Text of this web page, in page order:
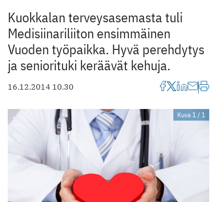
Kuokkalan terveysasemasta tuli
Medisiinariliiton ensimmäinen
Vuoden työpaikka. Hyvä perehdytys
ja seniorituki keräävät kehuja.
16.12.2014 10.30
Kuva 1 / 1